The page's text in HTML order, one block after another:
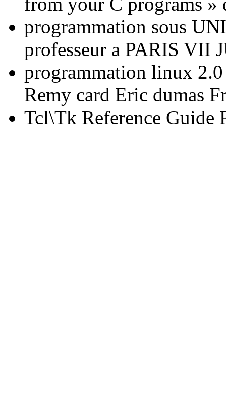
programmation sous
professeur a PARIS VII
programmation linux 2.0
Remy card Eric dumas
Tcl\Tk Reference Guide